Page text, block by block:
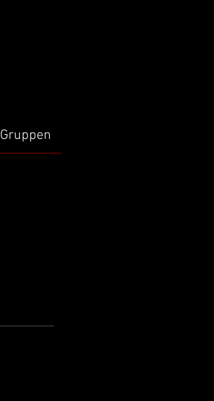
Gruppen